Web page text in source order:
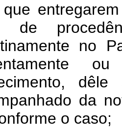
de
no
da
o caso;